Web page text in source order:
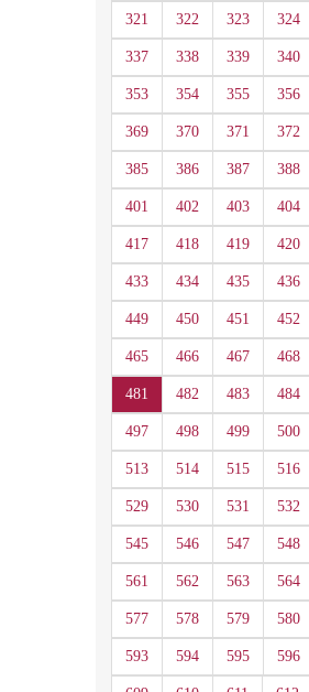
321 322 323 324
337 338 339 340
353 354 355 356
369 370 371 372
385 386 387 388
401 402 403 404
417 418 419 420
433 434 435 436
449 450 451 452
465 466 467 468
481 482 483 484
497 498 499 500
513 514 515 516
529 530 531 532
545 546 547 548
561 562 563 564
577 578 579 580
593 594 595 596